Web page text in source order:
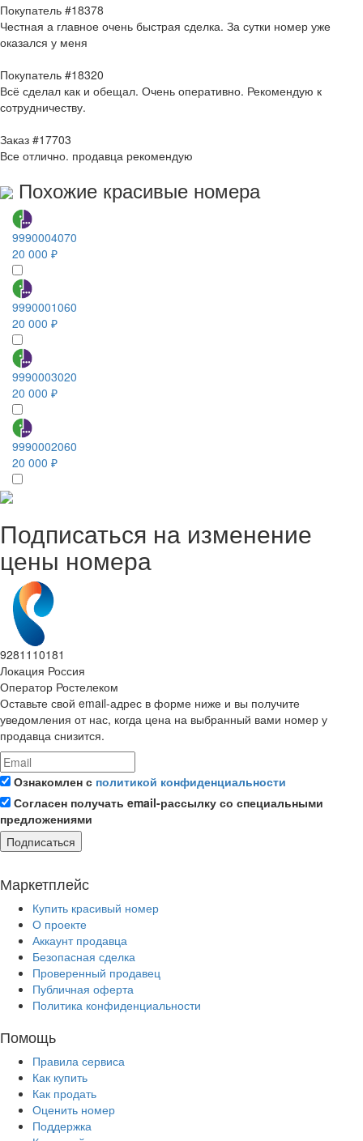
Покупатель #18378
Честная а главное очень быстрая сделка. За сутки номер уже
оказался у меня
Покупатель #18320
Всё сделал как и обещал. Очень оперативно. Рекомендую к
сотрудничеству.
Заказ #17703
Все отлично. продавца рекомендую
Похожие красивые номера
9990004070
20 000 ₽
9990001060
20 000 ₽
9990003020
20 000 ₽
9990002060
20 000 ₽
Подписаться на изменение
цены номера
9281110181
Локация Россия
Оператор Ростелеком
Оставьте свой email-адрес в форме ниже и вы получите
уведомления от нас, когда цена на выбранный вами номер у
продавца снизится.
Ознакомлен с политикой конфиденциальности
Согласен получать email-рассылку со специальными
предложениями
Подписаться
Маркетплейс
Купить красивый номер
О проекте
Аккаунт продавца
Безопасная сделка
Проверенный продавец
Публичная оферта
Политика конфиденциальности
Помощь
Правила сервиса
Как купить
Как продать
Оценить номер
Поддержка